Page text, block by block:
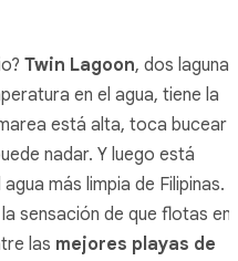
Twin Lagoon, dos lagunas
en el agua, tiene la
está alta, toca bucear
nadar. Y luego está
más limpia de Filipinas.
sensación de que flotas en
las mejores playas de